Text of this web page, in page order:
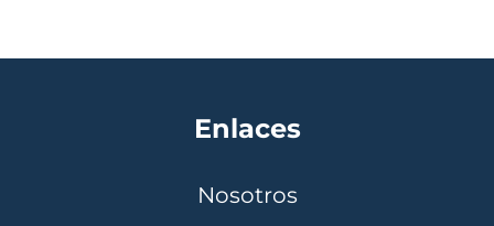
Enlaces
Nosotros